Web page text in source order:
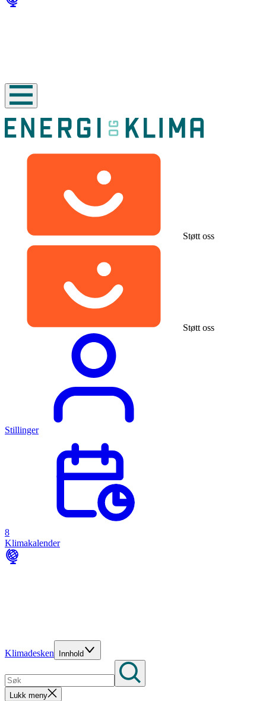
Støtt oss
Støtt oss
Stillinger
8
Klimakalender
Klimadesken Innhold
Lukk meny